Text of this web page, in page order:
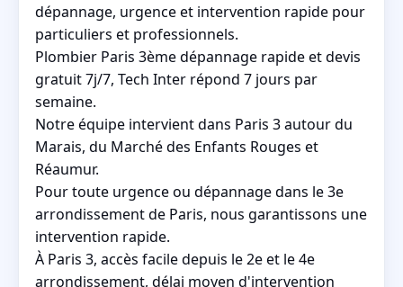
dépannage, urgence et intervention rapide pour
particuliers et professionnels.
Plombier Paris 3ème dépannage rapide et devis
gratuit 7j/7, Tech Inter répond 7 jours par
semaine.
Notre équipe intervient dans Paris 3 autour du
Marais, du Marché des Enfants Rouges et
Réaumur.
Pour toute urgence ou dépannage dans le 3e
arrondissement de Paris, nous garantissons une
intervention rapide.
À Paris 3, accès facile depuis le 2e et le 4e
arrondissement, délai moyen d'intervention